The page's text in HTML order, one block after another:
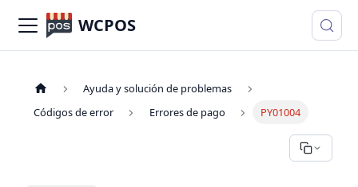
WCPOS
Ayuda y solución de problemas
Códigos de error
Errores de pago PY01004